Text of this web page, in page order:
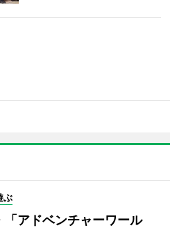
ぶ
「アドベンチャーワール